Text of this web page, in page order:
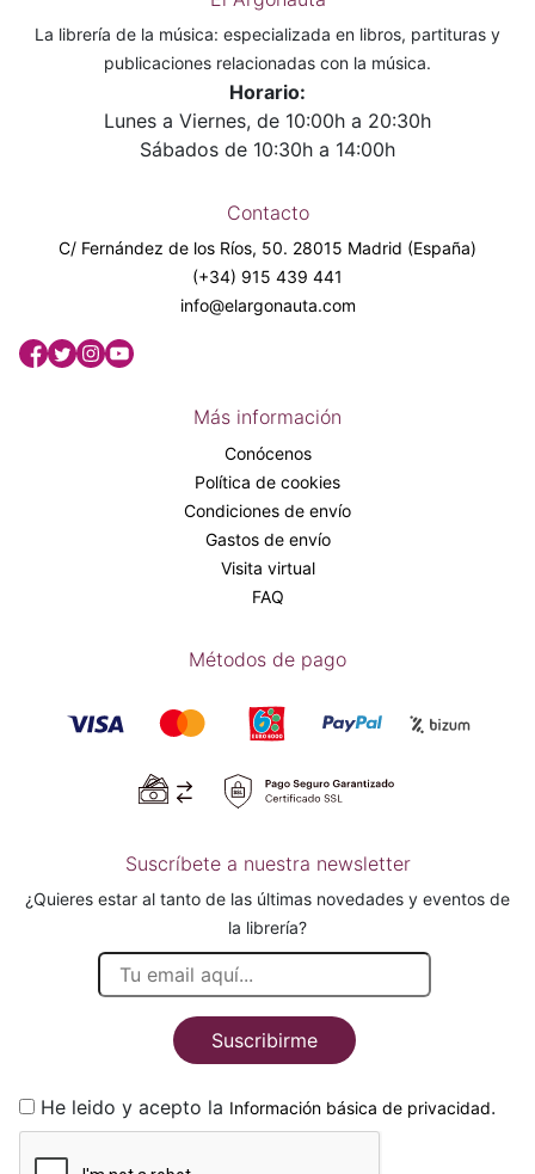
La librería de la música: especializada en libros, partituras y
publicaciones relacionadas con la música.
Horario:
Lunes a Viernes, de 10:00h a 20:30h
Sábados de 10:30h a 14:00h
Contacto
C/ Fernández de los Ríos, 50. 28015 Madrid (España)
(+34) 915 439 441
info@elargonauta.com
Más información
Conócenos
Política de cookies
Condiciones de envío
Gastos de envío
Visita virtual
FAQ
Métodos de pago
Suscríbete a nuestra newsletter
¿Quieres estar al tanto de las últimas novedades y eventos de
la librería?
Suscribirme
He leido y acepto la Información básica de privacidad.